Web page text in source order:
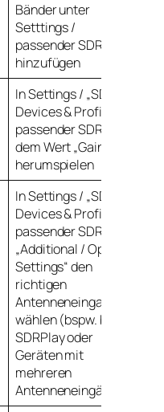
Bänder unter
Setttings /
passender SDR
hinzufügen
In Settings / „SDR
Devices & Profiles“ /
passender SDR mit
dem Wert „Gain“
herumspielen
In Settings / „SDR
Devices & Profiles“ /
passender SDR über
„Additional / Optional
Settings“ den
richtigen
Antenneneingang
wählen (bspw. bei
SDRPlay oder
Geräten mit
mehreren
Antenneneingängen)